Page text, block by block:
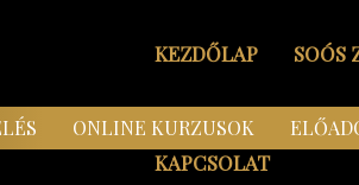
KEZDŐLAP SOÓS
KAPCSOLAT
ONLINE KURZUSOK